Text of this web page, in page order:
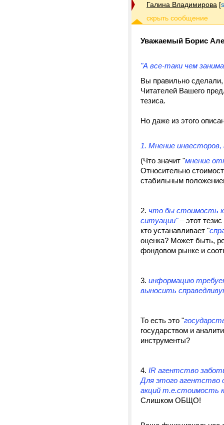
Галина Владимирова [
Уважаемый Борис
"А все-таки чем
Вы правильно
Читателей Вашего
тезиса.
Но даже из этого
1. Мнение
(Что значит "мнение
Относительно
стабильным
2. что бы стоимость
ситуации"– этот
кто устанавливает "
оценка? Может быть,
фондовом рынке и
3. информацию
выносить
То есть это "
государством и
инструменты?
4. IR агентство
Для этого агентство
акций т.е.стоимость
Слишком ОБЩО!